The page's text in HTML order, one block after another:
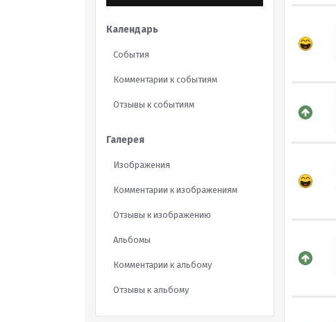
Календарь
События
Комментарии к событиям
Отзывы к событиям
Галерея
Изображения
Комментарии к изображениям
Отзывы к изображению
Альбомы
Комментарии к альбому
Отзывы к альбому